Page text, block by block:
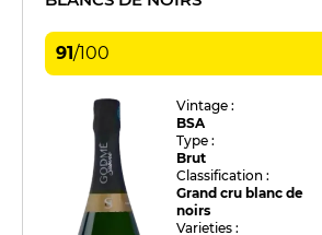
91/100
Vintage :
BSA
Type :
Brut
Classification :
Grand cru blanc de
noirs
Varieties :